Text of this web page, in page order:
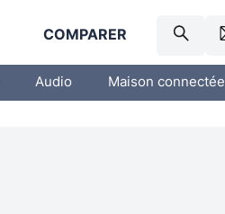
COMPARER
Audio Maison connectée